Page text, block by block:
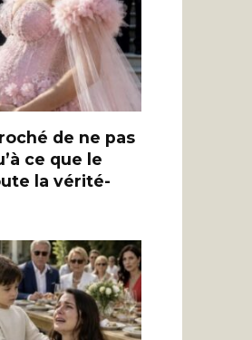
de ne pas
ce que le
la vérité-